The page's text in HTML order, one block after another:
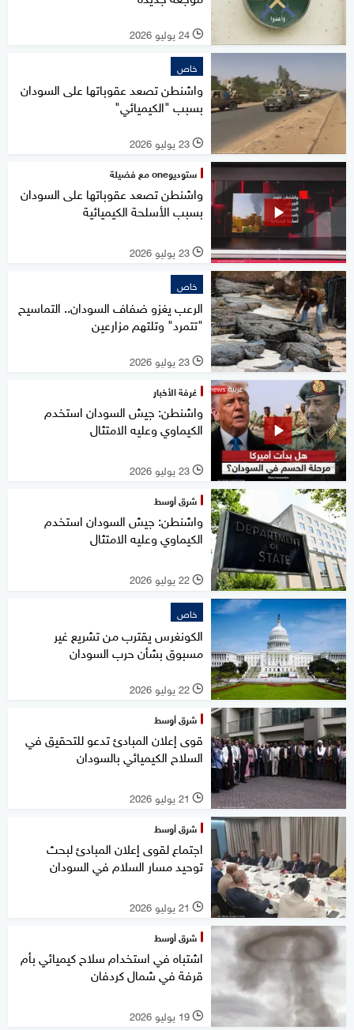
l 24 يوليو 2026
خاص
واشنطن تصعد عقوباتها على السودان
بسبب "الكيميائي"
l 23 يوليو 2026
ستوديوone مع فضيلة
واشنطن تصعد عقوباتها على السودان
بسبب الأسلحة الكيميائية
l 23 يوليو 2026
خاص
الرعب يغزو ضفاف السودان.. التماسيح
"تتمرد" وتلتهم مزارعين
l 23 يوليو 2026
غرفة الأخبار
واشنطن: جيش السودان استخدم
الكيماوي وعليه الامتثال
l 23 يوليو 2026
شرق أوسط
واشنطن: جيش السودان استخدم
الكيماوي وعليه الامتثال
l 22 يوليو 2026
خاص
الكونغرس يقترب من تشريع غير
مسبوق بشأن حرب السودان
l 22 يوليو 2026
شرق أوسط
قوى إعلان المبادئ تدعو للتحقيق في
السلاح الكيميائي بالسودان
l 21 يوليو 2026
شرق أوسط
اجتماع لقوى إعلان المبادئ لبحث
توحيد مسار السلام في السودان
l 21 يوليو 2026
شرق أوسط
اشتباه في استخدام سلاح كيميائي بأم
قرفة في شمال كردفان
l 19 يوليو 2026